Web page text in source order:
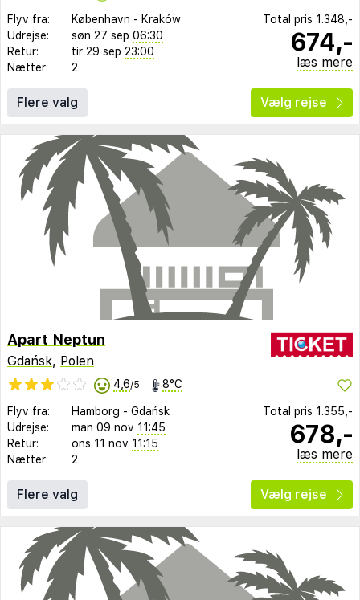
Flyv fra: København - Kraków
Udrejse:
søn 27 sep 06:30
Retur:
tir 29 sep 23:00
Nætter:
2
Total pris 1.348,-
674,-
læs mere
Flere valg Vælg rejse
Apart Neptun
Gdańsk, Polen
4,6/5 8°C
Flyv fra: Hamborg - Gdańsk
Udrejse:
man 09 nov 11:45
Retur:
ons 11 nov 11:15
Nætter:
2
Total pris 1.355,-
678,-
læs mere
Flere valg Vælg rejse